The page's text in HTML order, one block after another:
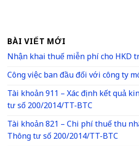
BÀI VIẾT MỚI
Nhận khai thuế miễn phí cho HKD
Công việc ban đầu đối với công ty
Tài khoản 911 – Xác định kết quả
tư số 200/2014/TT-BTC
Tài khoản 821 – Chi phí thuế thu
Thông tư số 200/2014/TT-BTC